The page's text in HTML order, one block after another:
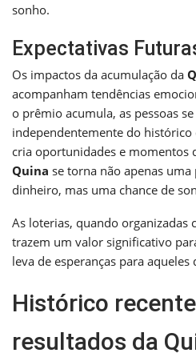
sonho.
Expectativas
Os impactos da acumulação da
acompanham tendências
o prêmio acumula, as pessoas
independentemente do histórico
cria oportunidades e momentos
Quina se torna não apenas
dinheiro, mas uma chance de
As loterias, quando organizadas
trazem um valor significativo
leva de esperanças para
Histórico
resultados da